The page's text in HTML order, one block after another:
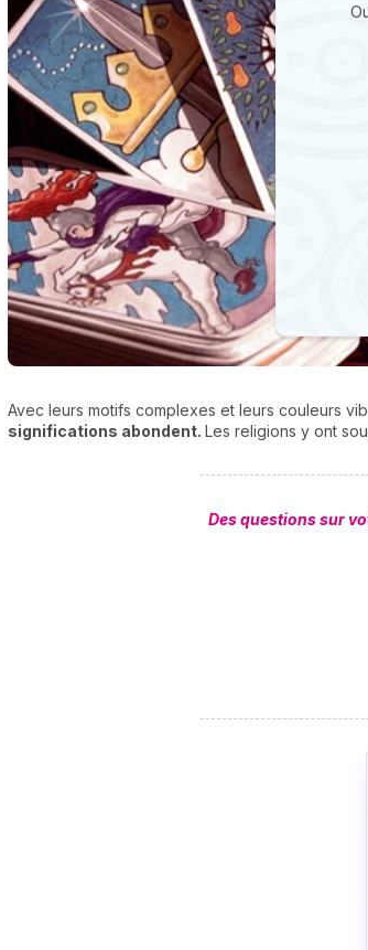
Avec leurs motifs complexes et leurs couleurs
significations abondent. Les religions y ont
Des questions sur